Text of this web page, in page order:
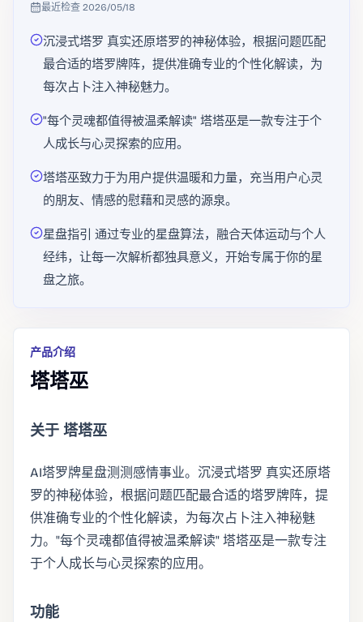
最近检查 2026/05/18
沉浸式塔罗 真实还原塔罗的神秘体验，根据问题匹配
最合适的塔罗牌阵，提供准确专业的个性化解读，为
每次占卜注入神秘魅力。
"每个灵魂都值得被温柔解读" 塔塔巫是一款专注于个
人成长与心灵探索的应用。
塔塔巫致力于为用户提供温暖和力量，充当用户心灵
的朋友、情感的慰藉和灵感的源泉。
星盘指引 通过专业的星盘算法，融合天体运动与个人
经纬，让每一次解析都独具意义，开始专属于你的星
盘之旅。
产品介绍
塔塔巫
关于 塔塔巫
AI塔罗牌星盘测测感情事业。沉浸式塔罗 真实还原塔
罗的神秘体验，根据问题匹配最合适的塔罗牌阵，提
供准确专业的个性化解读，为每次占卜注入神秘魅
力。"每个灵魂都值得被温柔解读" 塔塔巫是一款专注
于个人成长与心灵探索的应用。
功能